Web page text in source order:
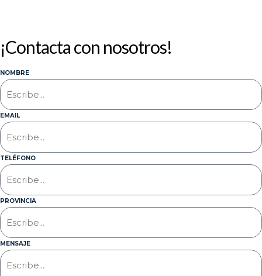
¡Contacta con nosotros!
NOMBRE
EMAIL
TELÉFONO
PROVINCIA
MENSAJE